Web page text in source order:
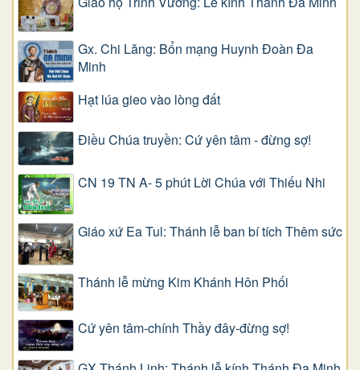
Gx. Chi Lăng: Bổn mạng Huynh Đoàn Đa
Minh
Hạt lúa gieo vào lòng đất
Điều Chúa truyền: Cứ yên tâm - đừng sợ!
CN 19 TN A- 5 phút Lời Chúa với Thiếu Nhi
Giáo xứ Ea Tul: Thánh lễ ban bí tích Thêm sức
Thánh lễ mừng Kim Khánh Hôn Phối
Cứ yên tâm-chính Thầy đây-đừng sợ!